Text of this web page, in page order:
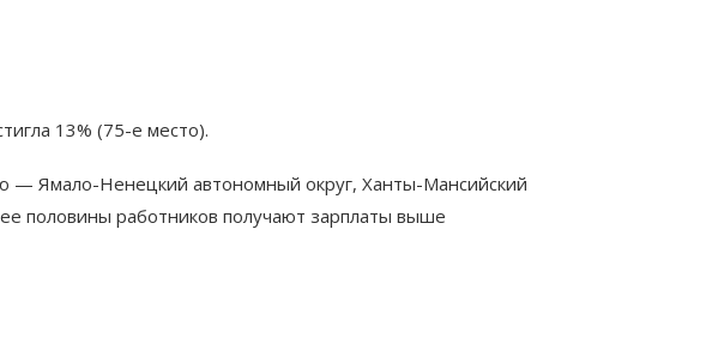
13% (75-е место).
Ямало-Ненецкий автономный округ, Ханты-Мансийский
половины работников получают зарплаты выше